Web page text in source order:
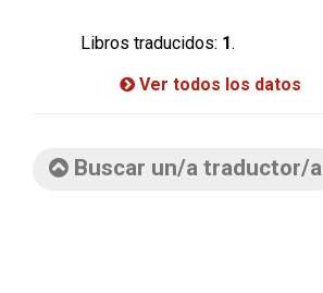
Libros traducidos: 1.
Ver todos los datos
Buscar un/a traductor/a